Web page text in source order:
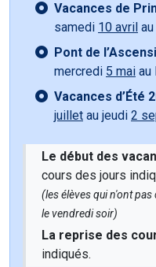
Vacances de
samedi 10 avril
Pont de
mercredi 5 mai au
Vacances d’Été
juillet au jeudi 2
Le début des
cours des jours
(les élèves qui n'ont
le vendredi soir)
La reprise des
indiqués.